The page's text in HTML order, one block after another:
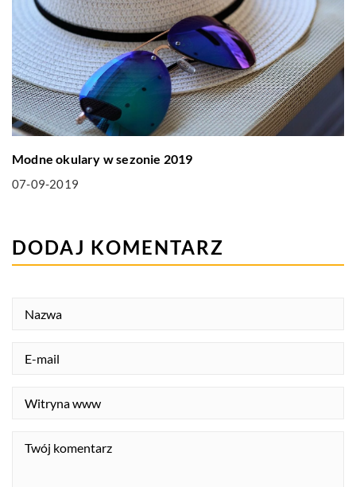
Modne okulary w sezonie 2019
07-09-2019
DODAJ KOMENTARZ